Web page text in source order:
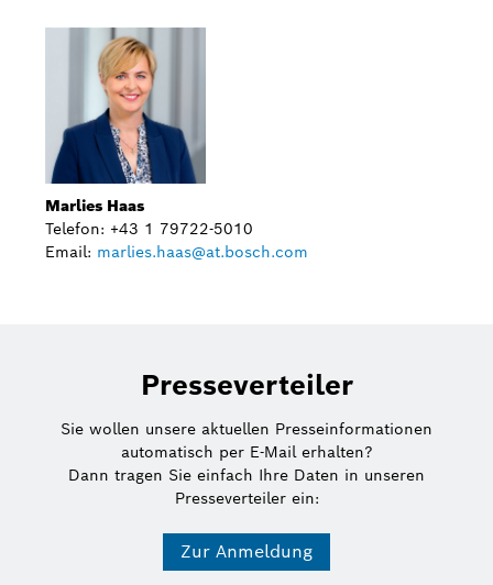
Marlies Haas
Telefon: +43 1 79722-5010
Email: marlies.haas@at.bosch.com
Presseverteiler
Sie wollen unsere aktuellen Presseinformationen
automatisch per E-Mail erhalten?
Dann tragen Sie einfach Ihre Daten in unseren
Presseverteiler ein:
Zur Anmeldung